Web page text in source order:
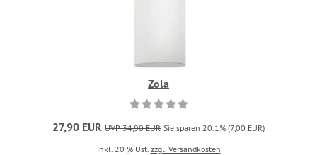
Zola
27,90 EUR UVP 34,90 EUR Sie sparen 20.1% (7,00 EUR)
inkl. 20 % Ust. zzgl. Versandkosten